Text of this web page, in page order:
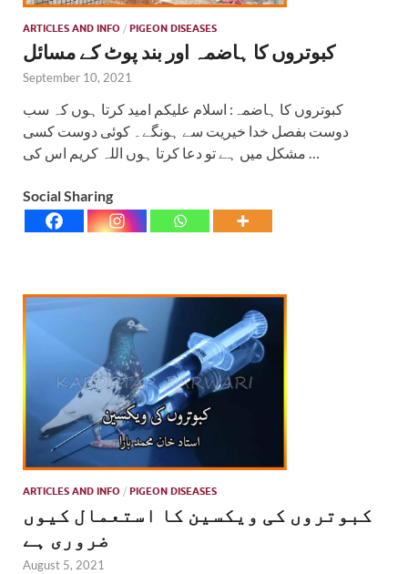
ARTICLES AND INFO / PIGEON DISEASES
کبوتروں کا ہاضمہ اور بند پوٹ کے مسائل
September 10, 2021
کبوتروں کا ہاضمہ: اسلام علیکم امید کرتا ہوں کہ سب
دوست بفصل خدا خیریت سے ہونگے۔ کوئی دوست کسی
مشکل میں ہے تو دعا کرتا ہوں اللہ کریم اس کی …
Social Sharing
ARTICLES AND INFO / PIGEON DISEASES
کبوتروں کی ویکسین کا استعمال کیوں
ضروری ہے
August 5, 2021